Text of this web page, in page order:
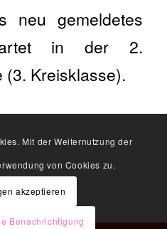
neu gemeldetes
in der 2.
(3. Kreisklasse).
Mit der Weiternutzung der
von Cookies zu.
akzeptieren
Benachrichtigung